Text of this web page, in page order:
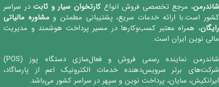
شاندرمن، مرجع تخصصی فروش انواعکارتخوان‌ سیار و ثابتدر سراسر
کشور است.با ارائه خدمات سریع، پشتیبانی مطمئن ومشاوره مالیاتی
رایگان، همراه معتبر کسب‌وکارها در مسیر پرداخت هوشمند و مدیریت
مالی نوین ایران است.
شاندرمن نماینده رسمی فروش و فعال‌سازی دستگاه پوز (POS)
شرکت‌های برتر سرویس‌دهنده خدمات الکترونیک اعم از پارساگاد،
ایرانکیش، سایان، پرداخت نوین و سپهر در سراسر کشور می‌باشد.